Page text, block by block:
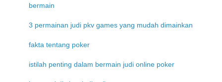
bermain
3 permainan judi pkv games yang mudah dimainkan
fakta tentang poker
istilah penting dalam bermain judi online poker